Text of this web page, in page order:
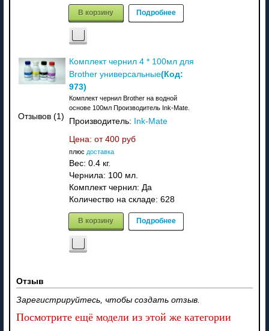
В корзину Подробнее
Отзывов (1)
Комплект чернил 4 * 100мл для
Brother универсальные(Код:
973)
Комплект чернил Brother на водной
основе 100мл Производитель Ink-Mate.
Производитель:
Ink-Mate
Цена: от 400 руб
плюс доставка
Вес: 0.4 кг.
Чернила: 100 мл.
Комплект чернил: Да
Количество на складе: 628
В корзину Подробнее
Отзыв
Зарегистрируйтесь, чтобы создать отзыв.
Посмотрите ещё модели из этой же категории